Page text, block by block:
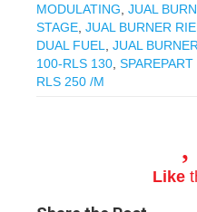
MODULATING JUAL
STAGE JUAL BURNER
DUAL FUEL
JUAL
100-RLS 130
RLS 250 /M
Like